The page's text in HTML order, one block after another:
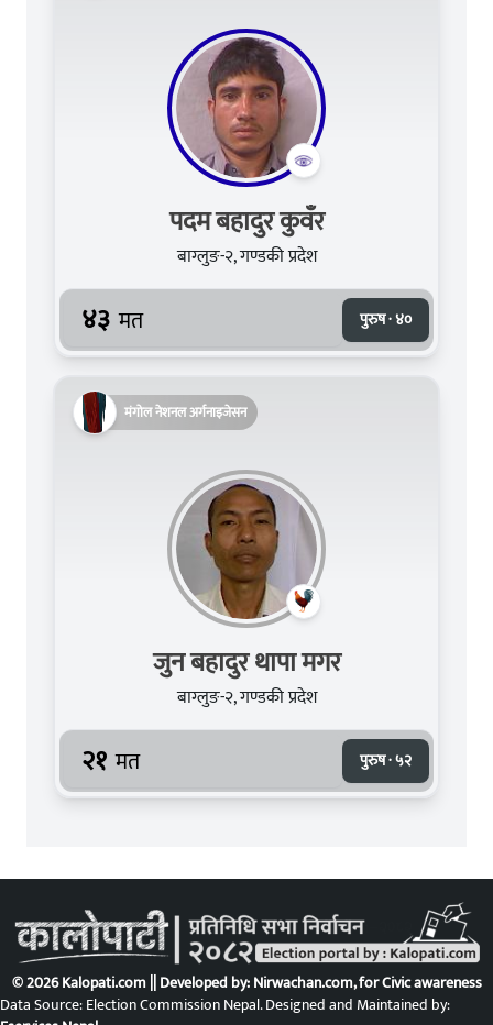
पदम बहादुर कुवँर
बाग्लुङ-२, गण्डकी प्रदेश
४३ मत पुरुष · ४०
मंगोल नेशनल अर्गनाइजेसन
जुन बहादुर थापा मगर
बाग्लुङ-२, गण्डकी प्रदेश
२१ मत पुरुष · ५२
© 2026 Kalopati.com || Developed by:Nirwachan.com, for Civic awareness
Data Source: Election Commission Nepal. Designed and Maintained by: